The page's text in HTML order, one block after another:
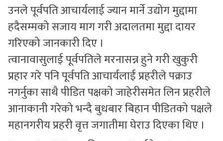
उनले पूर्वपति आचार्यलाई ज्यान मार्ने उद्योग मुद्दामा
हदैसम्मको सजाय माग गरी अदालतमा मुद्दा दायर
गरिएको जानकारी दिए ।
त्वानावासुलाई पूर्वपतिले मरनासन्न हुने गरी खुकुरी
प्रहार गरे पनि पूर्वपति आचार्यलाई प्रहरीले पक्राउ
नगर्नुका साथै पीडित पक्षको जाहेरीसमेत लिन प्रहरीले
आनाकानी गरेको भन्दै बुधबार बिहान पीडितको पक्षले
महानगरीय प्रहरी वृत्त जगातीमा घेराउ दिएका थिए ।